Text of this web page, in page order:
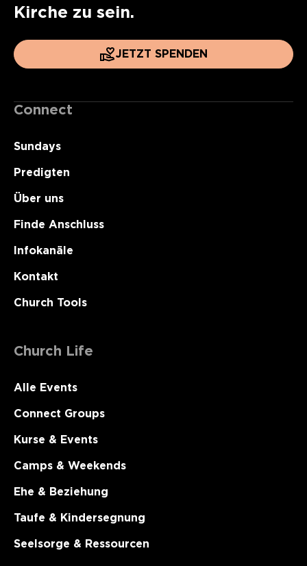
Kirche zu sein.
JETZT SPENDEN
Connect
Sundays
Predigten
Über uns
Finde Anschluss
Infokanäle
Kontakt
Church Tools
Church Life
Alle Events
Connect Groups
Kurse & Events
Camps & Weekends
Ehe & Beziehung
Taufe & Kindersegnung
Seelsorge & Ressourcen